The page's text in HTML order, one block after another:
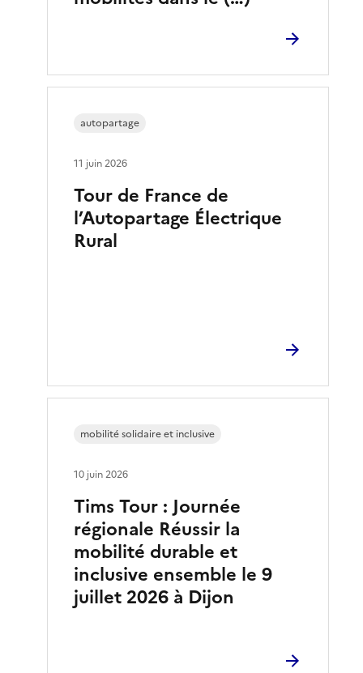
Tour de France de
l’Autopartage Électrique
Rural
autopartage
11 juin 2026
Tims Tour : Journée
régionale Réussir la
mobilité durable et
inclusive ensemble le 9
juillet 2026 à Dijon
mobilité solidaire et inclusive
10 juin 2026